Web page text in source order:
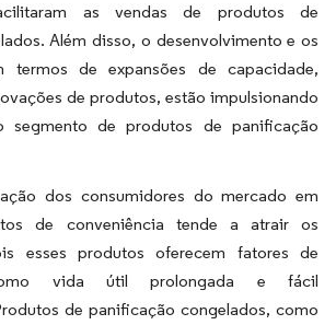
as vendas de produtos de
Além disso, o desenvolvimento e os
termos de expansões de capacidade,
de produtos, estão impulsionando
segmento de produtos de panificação
dos consumidores do mercado em
de conveniência tende a atrair os
esses produtos oferecem fatores de
vida útil prolongada e fácil
de panificação congelados, como